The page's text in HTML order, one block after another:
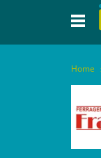
Home